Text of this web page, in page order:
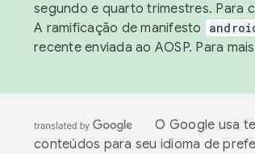
segundo e quarto trimestres. Para
A ramificação de manifesto
recente enviada ao AOSP. Para
O Google usa
conteúdos para seu idioma de